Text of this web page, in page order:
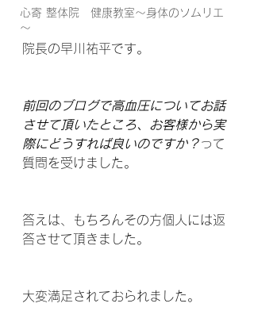
心寄 整体院 健康教室～身体のソムリエ
～
院長の早川祐平です。
前回のブログで高血圧についてお話
させて頂いたところ、お客様から実
際にどうすれば良いのですか？って
質問を受けました。
答えは、もちろんその方個人には返
答させて頂きました。
大変満足されておられました。